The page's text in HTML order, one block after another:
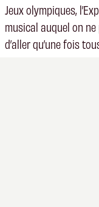
Jeux olympiques,
musical auquel on
d’aller qu’une fois